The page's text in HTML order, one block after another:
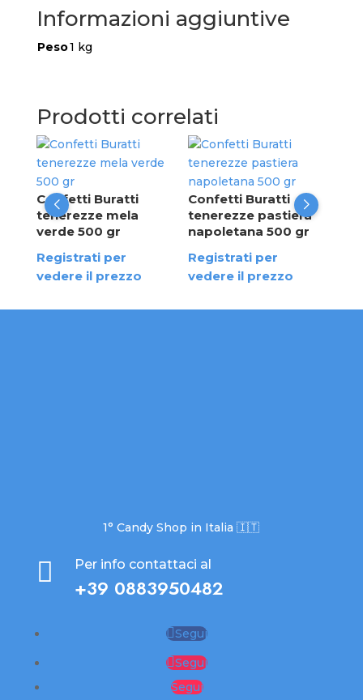
Informazioni aggiuntive
Peso1 kg
Prodotti correlati
Confetti Buratti
tenerezze mela
verde 500 gr
Registrati per
vedere il prezzo
Confetti Buratti
tenerezze pastiera
napoletana 500 gr
Registrati per
vedere il prezzo
1° Candy Shop in Italia 🇮🇹
 Per info contattaci al
+39 0883950482
Segui
Segui
Segui